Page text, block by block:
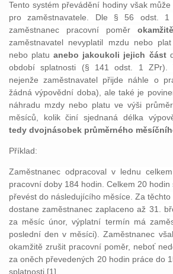
Tento systém převádění hodiny však
pro zaměstnavatele. Dle § 56 odst.
zaměstnanec pracovní poměr
zaměstnavatel nevyplatil mzdu nebo
nebo platuanebo jakoukoli jejich část
období splatnosti (§ 141 odst. 1 ZPr).
nejenže zaměstnavatel přijde náhle o
žádná výpovědní doba), ale také je
náhradu mzdy nebo platu ve výši
měsíců, kolik činí sjednaná délka
tedy dvojnásobek průměrného
Příklad:
Zaměstnanec odpracoval v lednu
pracovní doby 184 hodin. Celkem 20
převést do následujícího měsíce. Za
dostane zaměstnanec zaplaceno až 31.
za měsíc únor, výplatní termín má
poslední den v měsíci). Zaměstnanec
okamžitě zrušit pracovní poměr, neboť
za oněch převedených 20 hodin práce do
splatnosti.[1]